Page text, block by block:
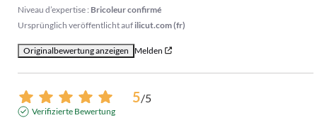
Niveau d’expertise : Bricoleur confirmé
Ursprünglich veröffentlicht auf ilicut.com (fr)
Originalbewertung anzeigen Melden
5/5
Verifizierte Bewertung